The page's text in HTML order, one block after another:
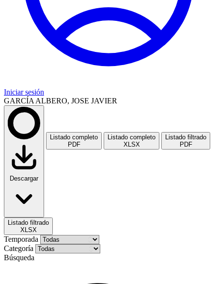
Iniciar sesión
GARCÍA ALBERO, JOSE JAVIER
Descargar
Listado completo
PDF
Listado completo
XLSX
Listado filtrado
PDF
Listado filtrado
XLSX
Temporada
Categoría
Búsqueda